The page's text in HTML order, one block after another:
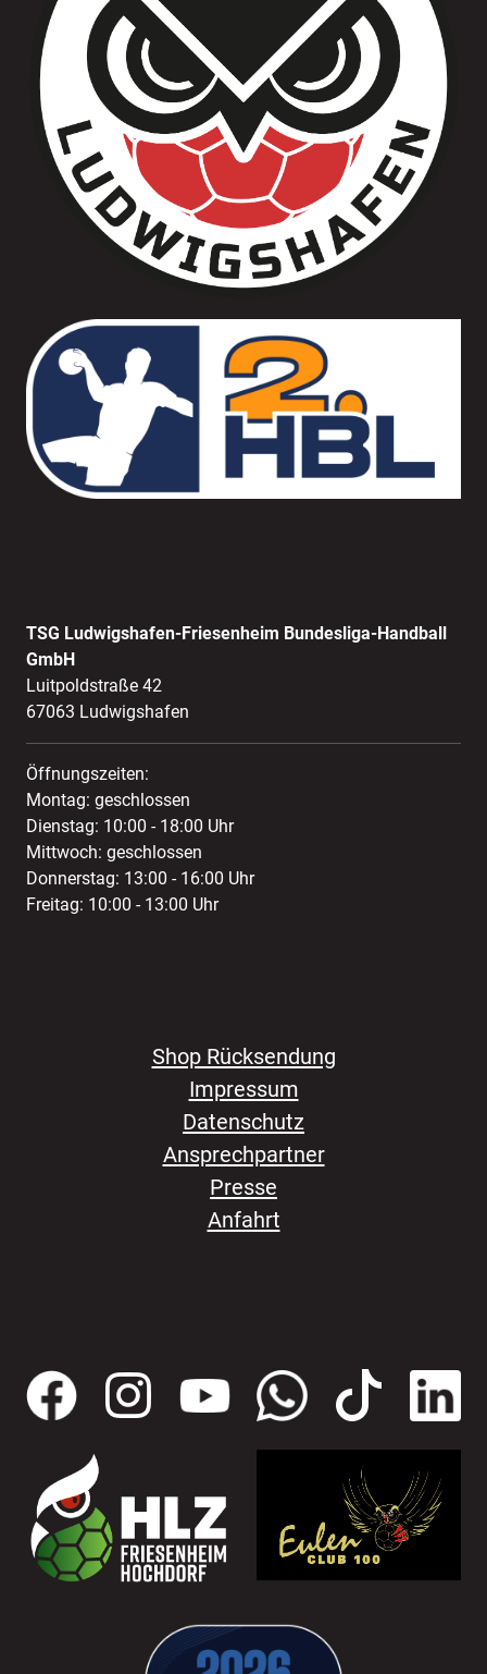
TSG Ludwigshafen-Friesenheim Bundesliga-Handball
GmbH
Luitpoldstraße 42
67063 Ludwigshafen
Öffnungszeiten:
Montag: geschlossen
Dienstag: 10:00 - 18:00 Uhr
Mittwoch: geschlossen
Donnerstag: 13:00 - 16:00 Uhr
Freitag: 10:00 - 13:00 Uhr
Shop Rücksendung
Impressum
Datenschutz
Ansprechpartner
Presse
Anfahrt